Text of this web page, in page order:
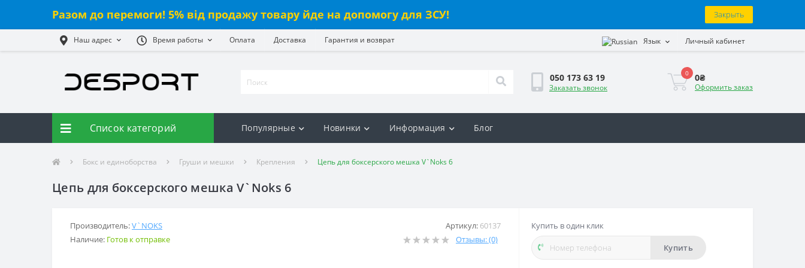
Разом до перемоги! 5% від продажу товару йде на допомогу для ЗСУ! Закрыть
Наш адрес Время работы Оплата Доставка Гарантия и возврат Язык Личный кабинет
050 173 63 19
Заказать звонок
0 0₴
Оформить заказ
Список категорий Популярные Новинки Информация Блог
Бокс и единоборства Груши и мешки Крепления Цепь для боксерского мешка V`Noks 6
Цепь для боксерского мешка V`Noks 6
Производитель:V`NOKS Артикул: 60137
Наличие: Готов к отправке Отзывы: (0)
Купить в один клик
Купить